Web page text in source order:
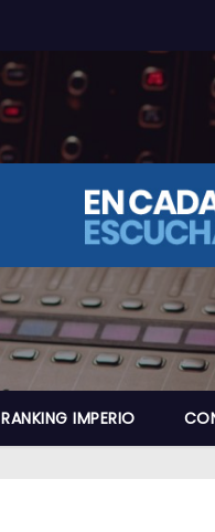
RANKING IMPERIO